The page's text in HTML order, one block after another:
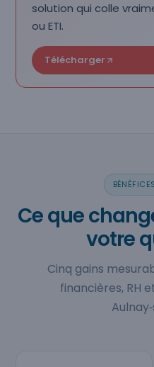
solution qui colle
ou ETI.
Télécharger
Ce que
votre
Cinq gains
financières, RH